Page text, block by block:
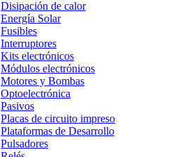
Disipación de calor
Energía Solar
Fusibles
Interruptores
Kits electrónicos
Módulos electrónicos
Motores y Bombas
Optoelectrónica
Pasivos
Placas de circuito impreso
Plataformas de Desarrollo
Pulsadores